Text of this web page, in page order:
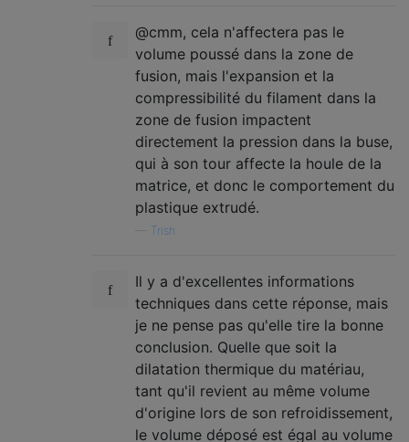
@cmm, cela n'affectera pas le
volume poussé dans la zone de
fusion, mais l'expansion et la
compressibilité du filament dans la
zone de fusion impactent
directement la pression dans la buse,
qui à son tour affecte la houle de la
matrice, et donc le comportement du
plastique extrudé.
Trish
Il y a d'excellentes informations
techniques dans cette réponse, mais
je ne pense pas qu'elle tire la bonne
conclusion. Quelle que soit la
dilatation thermique du matériau,
tant qu'il revient au même volume
d'origine lors de son refroidissement,
le volume déposé est égal au volume